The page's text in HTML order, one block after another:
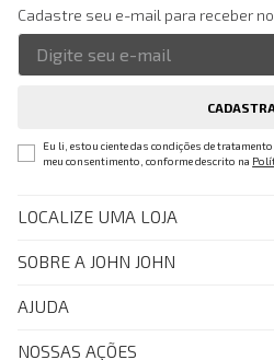
Cadastre seu e-mail para receber
Eu li, estou ciente das condições de
meu consentimento, conforme descrito na
LOCALIZE UMA LOJA
SOBRE A JOHN JOHN
Quem Somos
AJUDA
FAQ
NOSSAS AÇÕES